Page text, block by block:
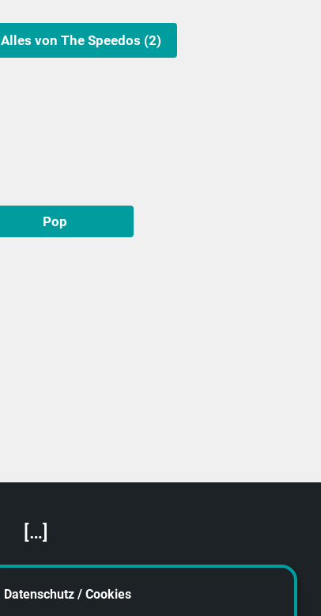
Alles von The Speedos (2)
Pop
[…]
Featured Artists
About getyourmusic
Datenschutz / Cookies